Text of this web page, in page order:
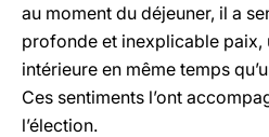
au moment du déjeuner, il a
profonde et inexplicable paix,
intérieure en même temps
Ces sentiments l’ont
l’élection.